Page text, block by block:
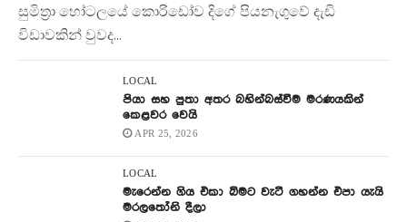
සුමිත්‍රා හෝටලයේ කොරිඩෝව දිගේ පියනැගුවේ දැඩි
විඩාවකින් වුවද...
LOCAL
පියා සහ පුතා අතර බහින්බස්වීම මරණයකින්
කෙළවර වෙයි
APR 25, 2026
LOCAL
මැරෙන්න ගිය එකා බිමට වැටී ගහන්න එපා යැයි
මරලතෝනි දීලා